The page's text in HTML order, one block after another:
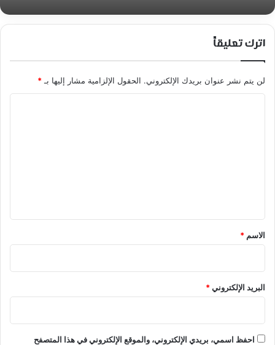
اترك تعليقاً
لن يتم نشر عنوان بريدك الإلكتروني. الحقول الإلزامية مشار إليها بـ *
*
الاسم *
البريد الإلكتروني*
احفظ اسمي، بريدي الإلكتروني، والموقع الإلكتروني في هذا المتصفح